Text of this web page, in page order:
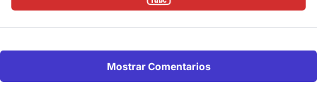
Mostrar Comentarios